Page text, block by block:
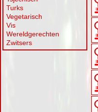
Turks
Vegetarisch
Vis
Wereldgerechten
Zwitsers